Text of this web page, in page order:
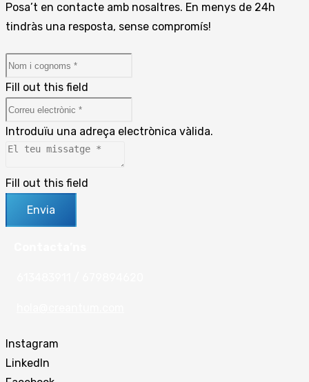
Posa’t en contacte amb nosaltres. En menys de 24h
tindràs una resposta, sense compromís!
Fill out this field
Introduïu una adreça electrònica vàlida.
Fill out this field
Envia
Instagram
LinkedIn